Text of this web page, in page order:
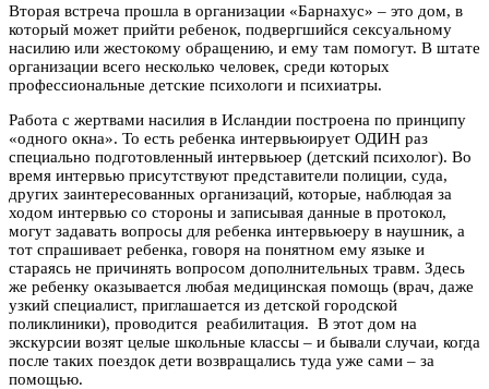
Вторая встреча прошла в организации «Барнахус» – это дом, в
который может прийти ребенок, подвергшийся сексуальному
насилию или жестокому обращению, и ему там помогут. В штате
организации всего несколько человек, среди которых
профессиональные детские психологи и психиатры.
Работа с жертвами насилия в Исландии построена по принципу
«одного окна». То есть ребенка интервьюирует ОДИН раз
специально подготовленный интервьюер (детский психолог). Во
время интервью присутствуют представители полиции, суда,
других заинтересованных организаций, которые, наблюдая за
ходом интервью со стороны и записывая данные в протокол,
могут задавать вопросы для ребенка интервьюеру в наушник, а
тот спрашивает ребенка, говоря на понятном ему языке и
стараясь не причинять вопросом дополнительных травм. Здесь
же ребенку оказывается любая медицинская помощь (врач, даже
узкий специалист, приглашается из детской городской
поликлиники), проводится реабилитация. В этот дом на
экскурсии возят целые школьные классы – и бывали случаи, когда
после таких поездок дети возвращались туда уже сами – за
помощью.